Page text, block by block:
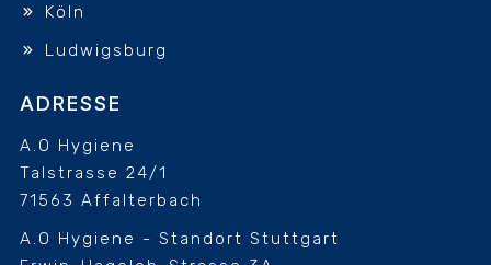
Köln
Ludwigsburg
ADRESSE
A.O Hygiene
Talstrasse 24/1
71563 Affalterbach
A.O Hygiene - Standort Stuttgart